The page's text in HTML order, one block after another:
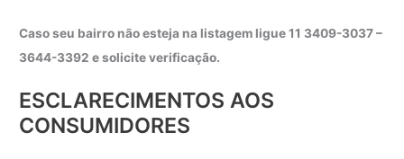
Caso seu bairro não esteja na listagem ligue 11 3409-3037 –
3644-3392 e solicite verificação.
ESCLARECIMENTOS AOS
CONSUMIDORES